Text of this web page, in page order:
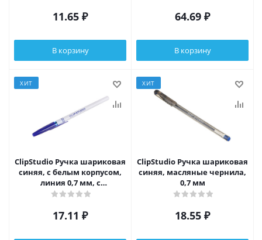
11.65 ₽
В корзину
64.69 ₽
В корзину
ХИТ
ClipStudio Ручка шариковая
синяя, с белым корпусом,
линия 0,7 мм, с
индивидуальной
17.11 ₽
ХИТ
ClipStudio Ручка шариковая
синяя, масляные чернила,
0,7 мм
18.55 ₽